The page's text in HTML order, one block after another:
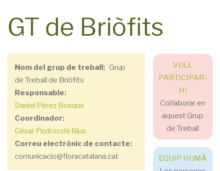
GT de Briòfits
Nom del grup de treball
Grup
de Treball de Briòfits
Responsable
Daniel Pérez Bosque
Coordinador
César Pedrocchi Rius
Correu electrònic de contacte
comunicacio@floracatalana.cat
VULL
PARTICIPAR-
HI
Col·laborar en
aquest Grup
de Treball
EQUIP HUMÀ